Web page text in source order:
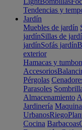
Tendencias y
Jardín
Muebles de jardín
jardínSillas de
jardínSofás jardín
exterior
Hamacas y
Accesorios
Pérgolas
Parasoles
Almacenamiento
Jardinería
UrbanosRiego
Cocina Barbacoas